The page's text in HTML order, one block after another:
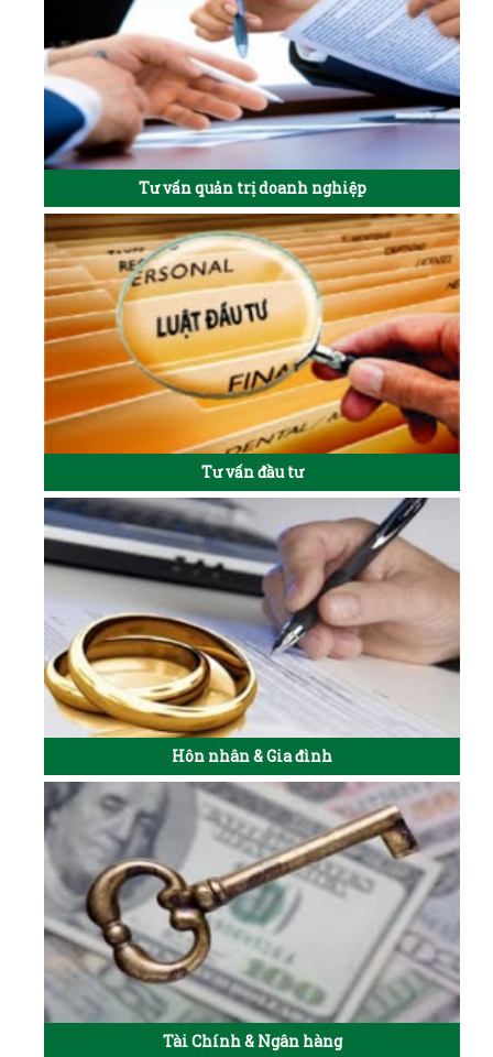
Tư vấn quản trị doanh nghiệp
Tư vấn đầu tư
Hôn nhân & Gia đình
Tài Chính & Ngân hàng